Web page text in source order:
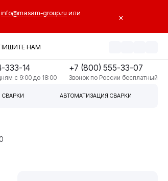
info@masam-group.ru или
×
НАМ
333-14
с 9:00 до 18:00
+7 (800) 555-33-07
Звонок по России бесплатный
АВТОМАТИЗАЦИЯ СВАРКИ